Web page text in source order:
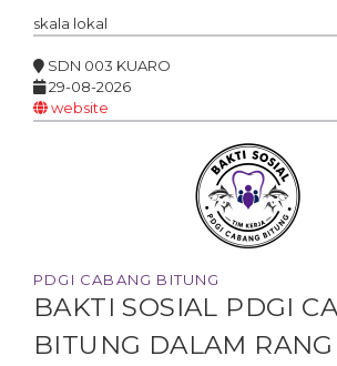
skala lokal
SDN 003 KUARO
29-08-2026
website
PDGI CABANG BITUNG
BAKTI SOSIAL PDGI
BITUNG DALAM